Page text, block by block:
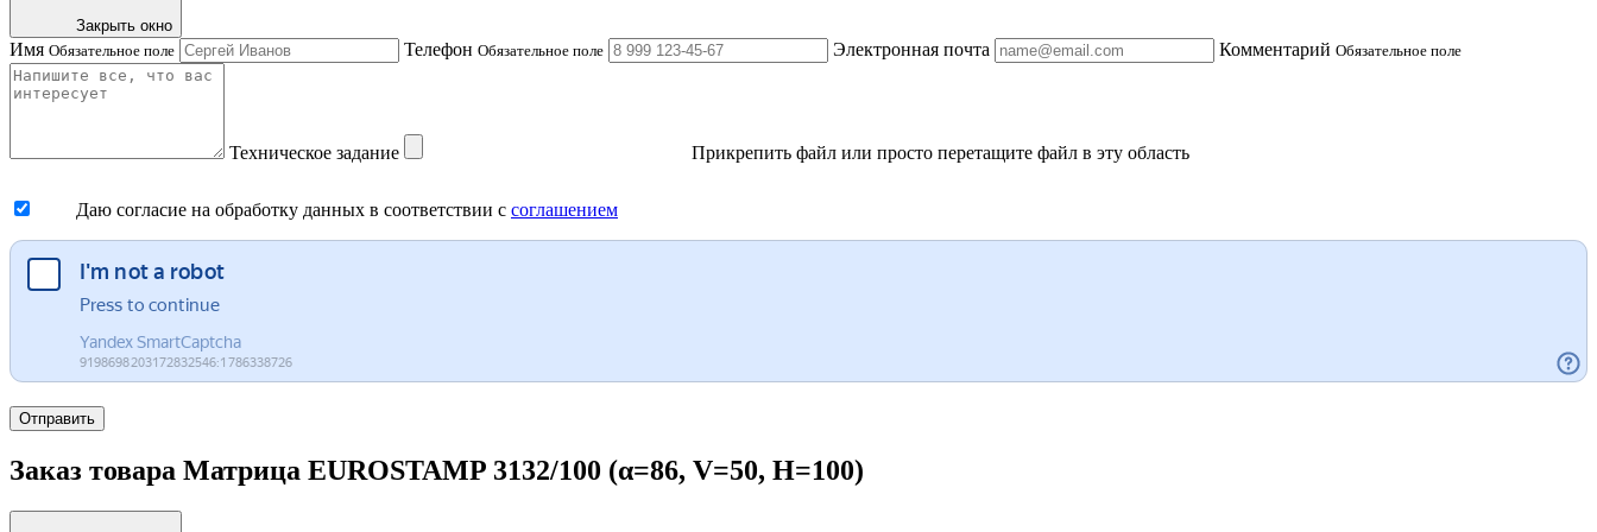
Закрыть окно
Имя Обязательное поле Телефон Обязательное поле Электронная почта Комментарий Обязательное поле
Техническое задание Прикрепить файл или просто перетащите файл в эту область
Даю согласие на обработку данных в соответствии с соглашением
Отправить
Заказ товара Матрица EUROSTAMP 3132/100 (α=86, V=50, H=100)